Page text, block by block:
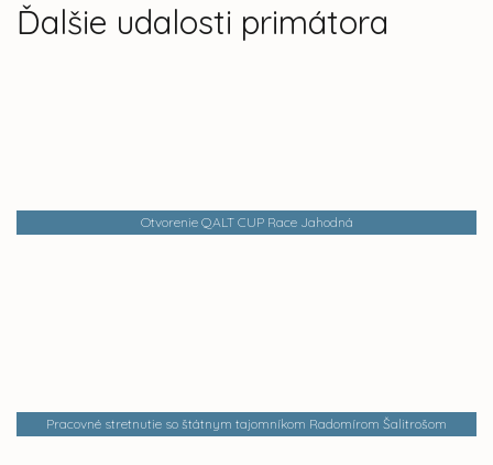
Ďalšie udalosti primátora
Otvorenie QALT CUP Race Jahodná
Pracovné stretnutie so štátnym tajomníkom Radomírom Šalitrošom